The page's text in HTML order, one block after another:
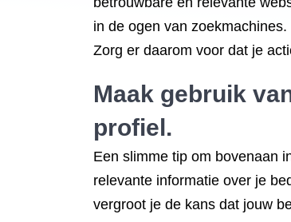
in de ogen van
Zorg er daarom voor dat je
Maak gebruik
profiel.
Een slimme tip om bovenaan
relevante informatie over je
vergroot je de kans dat jouw